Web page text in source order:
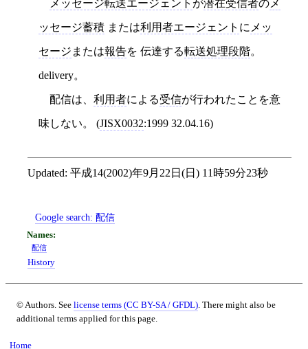
メッセージ転送エージェント が潜在受信者の メ
ッセージ蓄積 または利用者エージェント に メッ
セージ または報告を 伝達する転送処理段階。
delivery。
配信は、 利用者による受信が行われたことを意
味しない。 (JISX0032:1999 32.04.16)
Updated: 平成14(2002)年9月22日(日) 11時59分23秒
Google search:配信
配信
History
© Authors. See license terms (CC BY-SA / GFDL) . There might also be
additional terms applied for this page.
Home